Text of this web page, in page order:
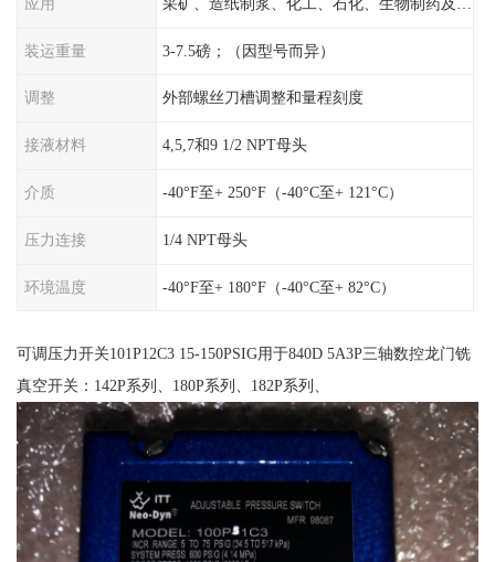
装运重量 3-7.5磅；（因型号而异）
调整 外部螺丝刀槽调整和量程刻度
接液材料 4,5,7和9 1/2 NPT母头
介质 -40°F至+ 250°F（-40°C至+ 121°C）
压力连接 1/4 NPT母头
环境温度 -40°F至+ 180°F（-40°C至+ 82°C）
可调压力开关101P12C3 15-150PSIG用于840D 5A3P三轴数控龙门铣
真空开关：142P系列、180P系列、182P系列、